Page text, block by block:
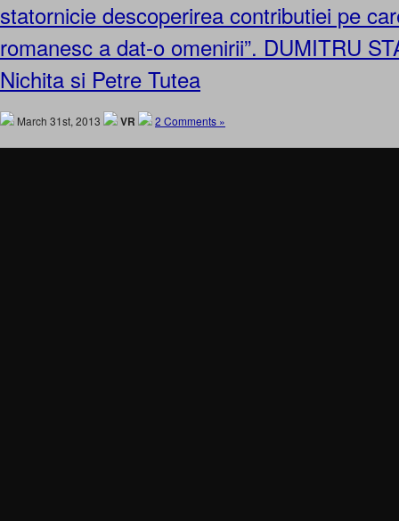
statornicie descoperirea contributiei pe
romanesc a dat-o omenirii”. DUMITRU
Nichita si Petre Tutea
March 31st, 2013 VR 2 Comments »